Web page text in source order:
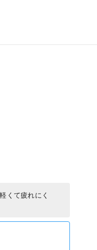
くて疲れにく